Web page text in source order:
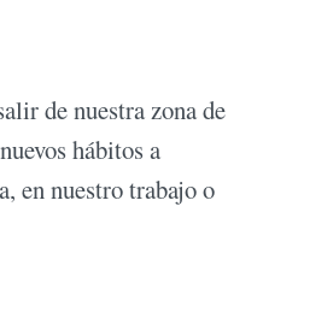
de nuestra zona de
hábitos a
en nuestro trabajo o